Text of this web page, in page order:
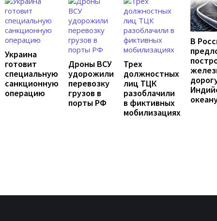
Украина
готовит
специальную
санкционную
операцию
Дроны ВСУ
удорожили
перевозку
грузов в
порты РФ
Трех
должностных
лиц ТЦК
разоблачили
в фиктивных
мобилизациях
В